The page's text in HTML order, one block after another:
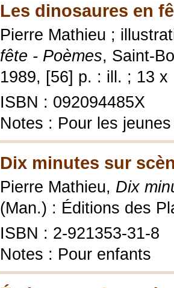
Les dinosaures en
Pierre Mathieu ;
fête - Poèmes, Saint-
1989, [56] p. : ill. ; 13 x
ISBN : 092094485X
Notes : Pour les jeunes
Dix minutes sur
Pierre Mathieu, Dix
(Man.) : Éditions des
ISBN : 2-921353-31-8
Notes : Pour enfants